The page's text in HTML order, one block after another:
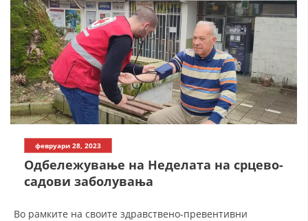
ИСТОРИЈАТ НА ЦКРМ
ИСТОРИЈАТ НА ДВИЖЕЊЕТО
СТРУКТУРА НА ОРГАНИЗАЦИЈАТА
КОНТАКТ ИНФОРМАЦИИ
ЧЛЕНСТВО ВО ПРОФЕСИОНАЛНИ ТЕЛА
февруари 28, 2023
Oдбележување на Неделата на срцево-
садови заболувања
Во рамките на своите здравствено-превентивни